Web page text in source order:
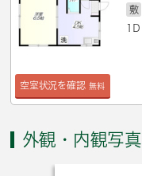
空室状況を確認 無料
敷
1
外観・内観写真